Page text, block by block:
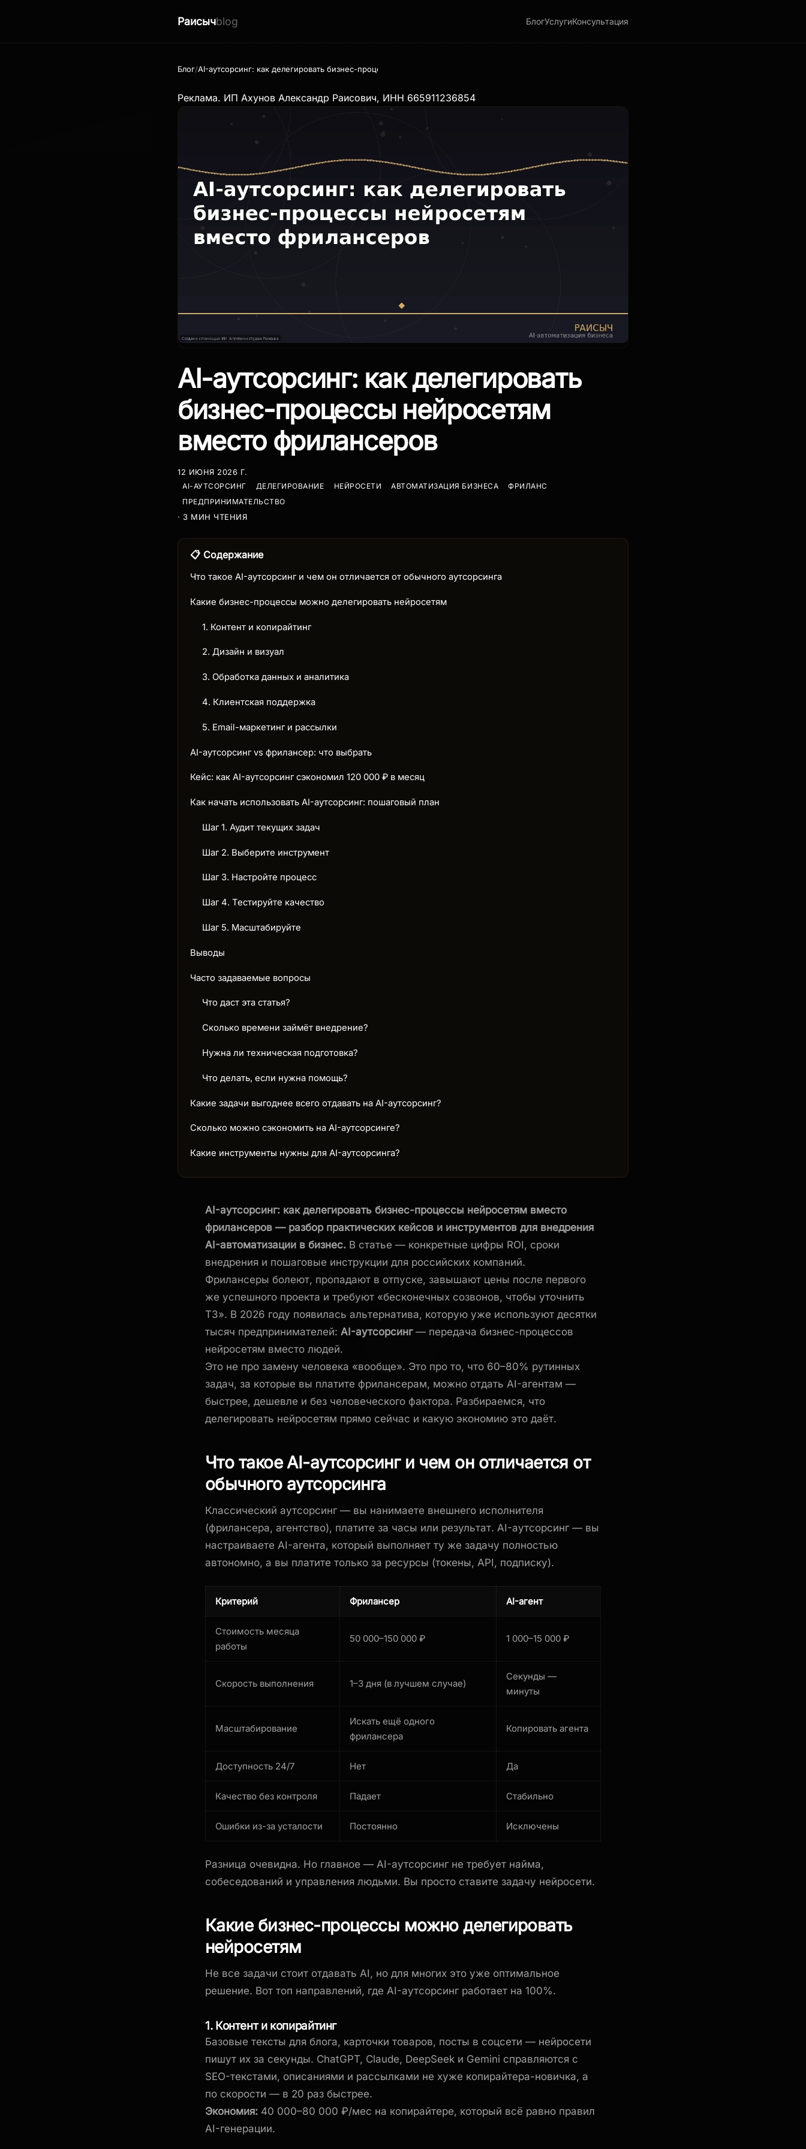
Раисычblog БлогУслугиКонсультация
Блог AI-аутсорсинг: как делегировать бизнес-процессы нейросетям вместо фрилансеров
Реклама. ИП Ахунов Александр Раисович, ИНН 665911236854
AI-аутсорсинг: как делегировать
бизнес-процессы нейросетям
вместо фрилансеров
12 ИЮНЯ 2026 Г.
AI-АУТСОРСИНГ
ДЕЛЕГИРОВАНИЕ НЕЙРОСЕТИ АВТОМАТИЗАЦИЯ БИЗНЕСА
ФРИЛАНС
ПРЕДПРИНИМАТЕЛЬСТВО
· 3 МИН ЧТЕНИЯ
📋 Содержание
Что такое AI-аутсорсинг и чем он отличается от обычного аутсорсинга
Какие бизнес-процессы можно делегировать нейросетям
1. Контент и копирайтинг
2. Дизайн и визуал
3. Обработка данных и аналитика
4. Клиентская поддержка
5. Email-маркетинг и рассылки
AI-аутсорсинг vs фрилансер: что выбрать
Кейс: как AI-аутсорсинг сэкономил 120 000 ₽ в месяц
Как начать использовать AI-аутсорсинг: пошаговый план
Шаг 1. Аудит текущих задач
Шаг 2. Выберите инструмент
Шаг 3. Настройте процесс
Шаг 4. Тестируйте качество
Шаг 5. Масштабируйте
Выводы
Часто задаваемые вопросы
Что даст эта статья?
Сколько времени займёт внедрение?
Нужна ли техническая подготовка?
Что делать, если нужна помощь?
Какие задачи выгоднее всего отдавать на AI-аутсорсинг?
Сколько можно сэкономить на AI-аутсорсинге?
Какие инструменты нужны для AI-аутсорсинга?
AI-аутсорсинг: как делегировать бизнес-процессы нейросетям вместо
фрилансеров — разбор практических кейсов и инструментов для внедрения
AI-автоматизации в бизнес. В статье — конкретные цифры ROI, сроки
внедрения и пошаговые инструкции для российских компаний.
Фрилансеры болеют, пропадают в отпуске, завышают цены после первого
же успешного проекта и требуют «бесконечных созвонов, чтобы уточнить
ТЗ». В 2026 году появилась альтернатива, которую уже используют десятки
тысяч предпринимателей: AI-аутсорсинг— передача бизнес-процессов
нейросетям вместо людей.
Это не про замену человека «вообще». Это про то, что 60–80% рутинных
задач, за которые вы платите фрилансерам, можно отдать AI-агентам —
быстрее, дешевле и без человеческого фактора. Разбираемся, что
делегировать нейросетям прямо сейчас и какую экономию это даёт.
Что такое AI-аутсорсинг и чем он отличается от
обычного аутсорсинга
Классический аутсорсинг — вы нанимаете внешнего исполнителя
(фрилансера, агентство), платите за часы или результат. AI-аутсорсинг — вы
настраиваете AI-агента, который выполняет ту же задачу полностью
автономно, а вы платите только за ресурсы (токены, API, подписку).
Критерий Фрилансер AI-агент
Стоимость месяца
работы
50 000–150 000 ₽ 1 000–15 000 ₽
Скорость выполнения 1–3 дня (в лучшем случае)
Секунды —
минуты
Масштабирование
Искать ещё одного
фрилансера
Копировать агента
Доступность 24/7 Нет Да
Качество без контроля Падает Стабильно
Ошибки из-за усталости Постоянно Исключены
Разница очевидна. Но главное — AI-аутсорсинг не требует найма,
собеседований и управления людьми. Вы просто ставите задачу нейросети.
Какие бизнес-процессы можно делегировать
нейросетям
Не все задачи стоит отдавать AI, но для многих это уже оптимальное
решение. Вот топ направлений, где AI-аутсорсинг работает на 100%.
1. Контент и копирайтинг
Базовые тексты для блога, карточки товаров, посты в соцсети — нейросети
пишут их за секунды. ChatGPT, Claude, DeepSeek и Gemini справляются с
SEO-текстами, описаниями и рассылками не хуже копирайтера-новичка, а
по скорости — в 20 раз быстрее.
Экономия: 40 000–80 000 ₽/мес на копирайтере, который всё равно правил
AI-генерации.